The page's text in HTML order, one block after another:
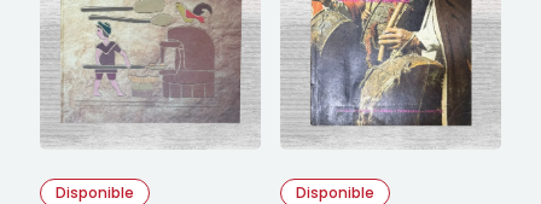
Disponible Disponible